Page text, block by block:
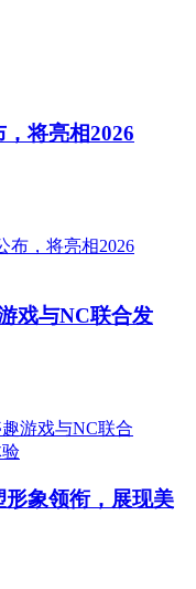
将亮相2026
戏与NC联合发
象领衔，展现美